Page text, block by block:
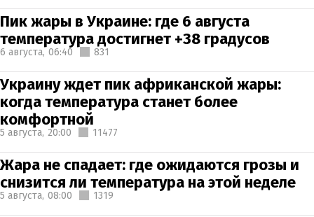
Пик жары в Украине: где 6 августа
температура достигнет +38 градусов
6 августа, 06:40 831
Украину ждет пик африканской жары:
когда температура станет более
комфортной
5 августа, 20:00 11477
Жара не спадает: где ожидаются грозы и
снизится ли температура на этой неделе
5 августа, 08:00 1319